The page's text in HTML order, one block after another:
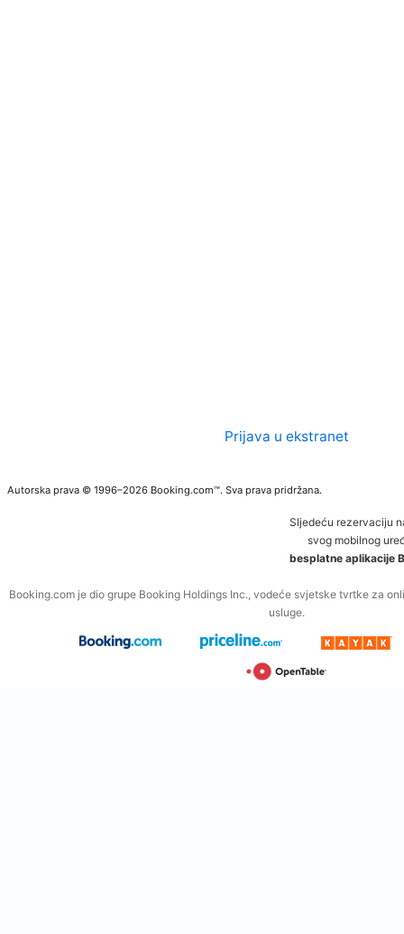
Prijava u ekstranet
Autorska prava © 1996–2026 Booking.com™. Sva prava pridržana.
Sljedeću rezervaciju
svog mobilnog
besplatne aplikacije
Booking.com je dio grupe Booking Holdings Inc., vodeće svjetske tvrtke za
usluge.